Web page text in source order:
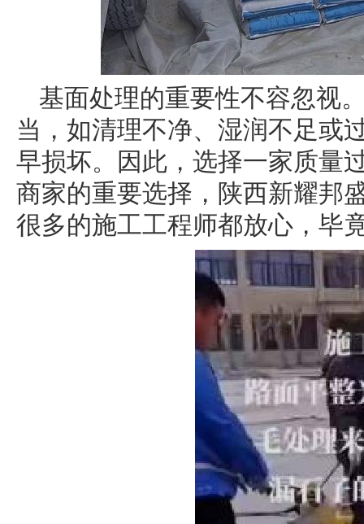
基面处理的重要性不容忽视
当，如清理不净、湿润不足或
早损坏。因此，选择一家质量
商家的重要选择，陕西新耀邦
很多的施工工程师都放心，毕